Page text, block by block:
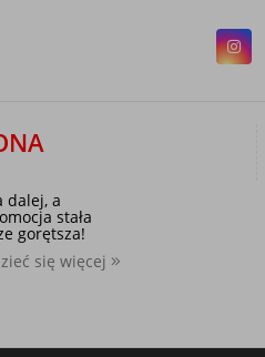
dalej, a
stała
gorętsza!
się więcej